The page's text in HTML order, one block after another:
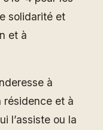
solidarité et
et à
à
résidence et à
l’assiste ou la